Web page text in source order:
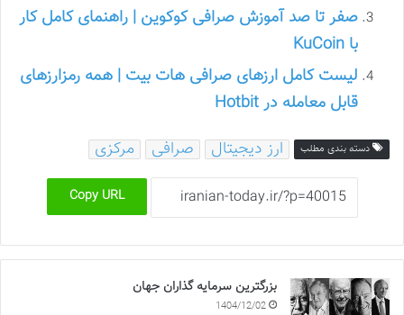
صفر تا صد آموزش صرافی کوکوین | راهنمای کامل کار
با KuCoin
لیست کامل ارزهای صرافی هات بیت | همه رمزارزهای
قابل معامله در Hotbit
دسته بندی مطلب ارز دیجیتال صرافی مرکزی
Copy URL
بزرگترین سرمایه گذاران جهان
1404/12/02